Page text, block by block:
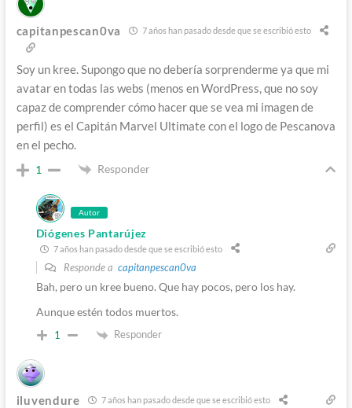
capitanpescan0va 7 años han pasado desde que se escribió esto
Soy un kree. Supongo que no debería sorprenderme ya que mi
avatar en todas las webs (menos en WordPress, que no soy
capaz de comprender cómo hacer que se vea mi imagen de
perfil) es el Capitán Marvel Ultimate con el logo de Pescanova
en el pecho.
1 Responder
Autor
Diógenes Pantarújez
7 años han pasado desde que se escribió esto
Responde a capitanpescan0va
Bah, pero un kree bueno. Que hay pocos, pero los hay.
Aunque estén todos muertos.
1 Responder
iluvendure 7 años han pasado desde que se escribió esto